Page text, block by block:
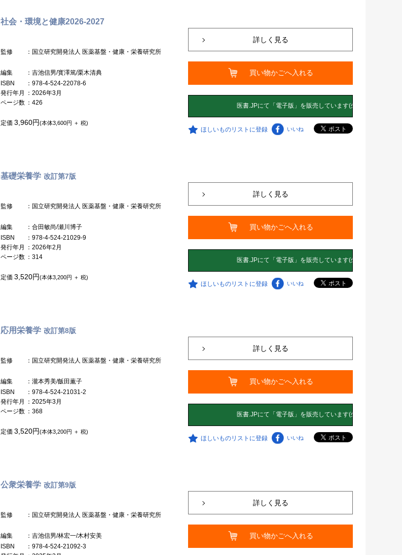
社会・環境と健康2026-2027
監修 ：国立研究開発法人 医薬基盤・健康・栄養研究所
編集
：吉池信男/寳澤篤/栗木清典
ISBN
：978-4-524-22078-6
発行年月
：2026年3月
ページ数 ：426
定価 3,960円(本体3,600円 ＋ 税)
詳しく見る
買い物かごへ入れる
ほしいものリストに登録 いいね
基礎栄養学 改訂第7版
監修 ：国立研究開発法人 医薬基盤・健康・栄養研究所
編集
：合田敏尚/瀬川博子
ISBN
：978-4-524-21029-9
発行年月
：2026年2月
ページ数 ：314
定価 3,520円(本体3,200円 ＋ 税)
詳しく見る
買い物かごへ入れる
ほしいものリストに登録 いいね
応用栄養学 改訂第8版
監修 ：国立研究開発法人 医薬基盤・健康・栄養研究所
編集
：瀧本秀美/飯田薫子
ISBN
：978-4-524-21031-2
発行年月
：2025年3月
ページ数 ：368
定価 3,520円(本体3,200円 ＋ 税)
詳しく見る
買い物かごへ入れる
ほしいものリストに登録 いいね
公衆栄養学 改訂第9版
監修 ：国立研究開発法人 医薬基盤・健康・栄養研究所
編集
：吉池信男/林宏一/木村安美
ISBN
：978-4-524-21092-3
詳しく見る
買い物かごへ入れる